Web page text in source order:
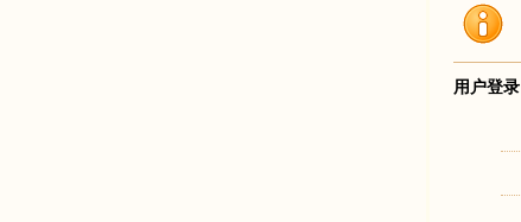
用户登录